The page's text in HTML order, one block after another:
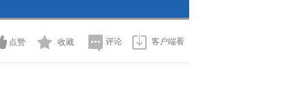
2013-06-20 00:01:06
点赞 收藏 评论 客户端看